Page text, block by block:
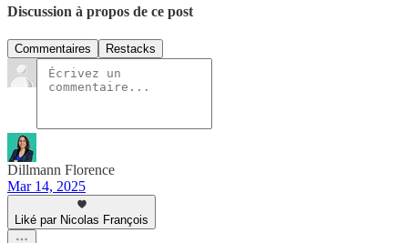
Discussion à propos de ce post
Commentaires Restacks
Dillmann Florence
Mar 14, 2025
Liké par Nicolas François